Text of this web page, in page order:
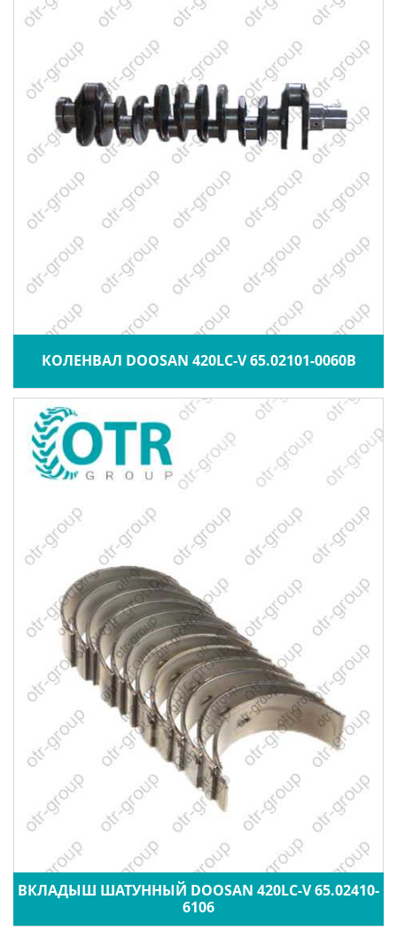
КОЛЕНВАЛ DOOSAN 420LC-V 65.02101-0060B
ВКЛАДЫШ ШАТУННЫЙ DOOSAN 420LC-V 65.02410-
6106